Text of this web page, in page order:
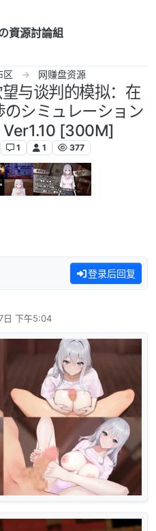
資源討論組
区 网赚盘资源
与谈判的模拟：在
シミュレーション
[300M]
1 1 377
登录后回复
日 下午5:04